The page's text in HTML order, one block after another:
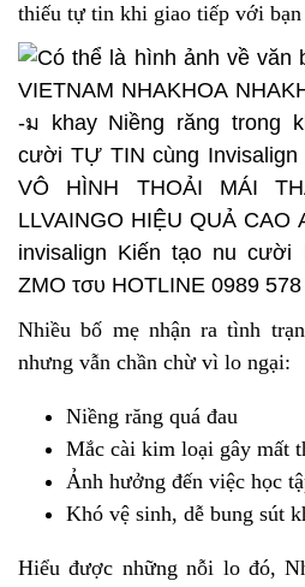
thiếu tự tin khi giao tiếp với bạn
Nhiều bố mẹ nhận ra tình
nhưng vẫn chần chừ vì lo ngại:
Niềng răng quá đau
Mắc cài kim loại gây mất
Ảnh hưởng đến việc học
Khó vệ sinh, dễ bung sút
Hiểu được những nỗi lo đó,